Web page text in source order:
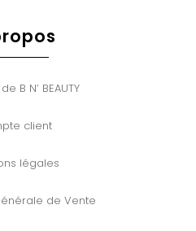
B N’ BEAUTY
client
légales
de Vente